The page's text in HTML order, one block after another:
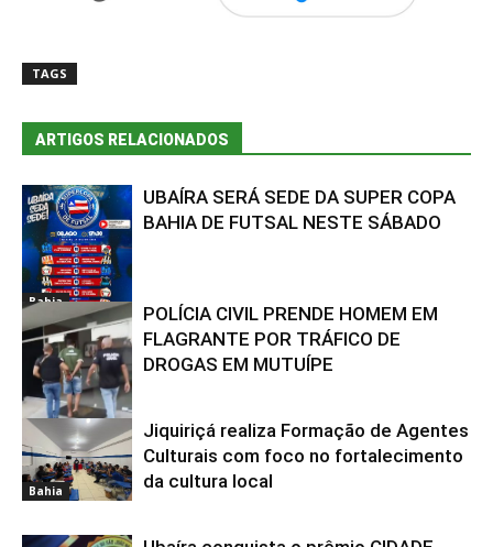
TAGS
ARTIGOS RELACIONADOS
Bahia
UBAÍRA SERÁ SEDE DA SUPER COPA
BAHIA DE FUTSAL NESTE SÁBADO
Bahia
POLÍCIA CIVIL PRENDE HOMEM EM
FLAGRANTE POR TRÁFICO DE
DROGAS EM MUTUÍPE
Bahia
Jiquiriçá realiza Formação de Agentes
Culturais com foco no fortalecimento
da cultura local